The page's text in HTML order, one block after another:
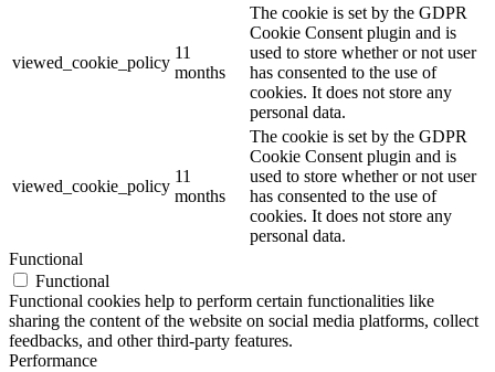
viewed_cookie_policy
11
months
The cookie is set by the GDPR
Cookie Consent plugin and is
used to store whether or not user
has consented to the use of
cookies. It does not store any
personal data.
viewed_cookie_policy
11
months
The cookie is set by the GDPR
Cookie Consent plugin and is
used to store whether or not user
has consented to the use of
cookies. It does not store any
personal data.
Functional
Functional
Functional cookies help to perform certain functionalities like
sharing the content of the website on social media platforms, collect
feedbacks, and other third-party features.
Performance